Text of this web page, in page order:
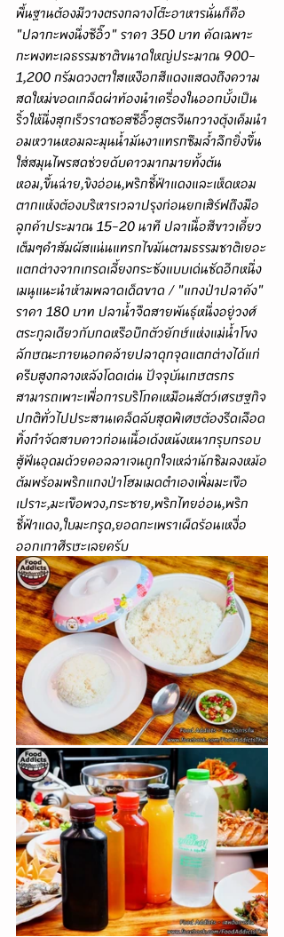
พื้นฐานต้องมีวางตรงกลางโต๊ะอาหารนั่นก็คือ
"ปลากะพงนึ่งซีอิ๊ว" ราคา 350 บาท คัดเฉพาะ
กะพงทะเลธรรมชาติขนาดใหญ่ประมาณ 900-
1,200 กรัมดวงตาใสเหงือกสีแดงแสดงถึงความ
สดใหม่ขอดเกล็ดผ่าท้องนำเครื่องในออกบั้งเป็น
ริ้วให้นึ่งสุกเร็วราดซอสซีอิ๊วสูตรจีนกวางตุ้งเค็มนำ
อมหวานหอมละมุนน้ำมันงาแทรกซึมล้ำลึกยิ่งขึ้น
ใส่สมุนไพรสดช่วยดับคาวมากมายทั้งต้น
หอม,ขึ้นฉ่าย,ขิงอ่อน,พริกชี้ฟ้าแดงและเห็ดหอม
ตากแห้งต้องบริหารเวลาปรุงก่อนยกเสิร์ฟถึงมือ
ลูกค้าประมาณ 15-20 นาที ปลาเนื้อสีขาวเคี้ยว
เต็มๆคำสัมผัสแน่นแทรกไขมันตามธรรมชาติเยอะ
แตกต่างจากเกรดเลี้ยงกระชังแบบเด่นชัดอีกหนึ่ง
เมนูแนะนำห้ามพลาดเด็ดขาด / "แกงป่าปลาคัง"
ราคา 180 บาท ปลาน้ำจืดสายพันธุ์หนึ่งอยู่วงศ์
ตระกูลเดียวกับกดหรือบึกตัวยักษ์แห่งแม่น้ำโขง
ลักษณะภายนอกคล้ายปลาดุกจุดแตกต่างได้แก่
ครีบสูงกลางหลังโดดเด่น ปัจจุบันเกษตรกร
สามารถเพาะเพื่อการบริโภคเหมือนสัตว์เศรษฐกิจ
ปกติทั่วไปประสานเคล็ดลับสุดพิเศษต้องรีดเลือด
ทิ้งกำจัดสาบคาวก่อนเนื้อเด้งหนังหนากรุบกรอบ
สู้ฟันอุดมด้วยคอลลาเจนถูกใจเหล่านักชิมลงหม้อ
ต้มพร้อมพริกแกงป่าโฮมเมดตำเองเพิ่มมะเขือ
เปราะ,มะเขือพวง,กระชาย,พริกไทยอ่อน,พริก
ชี้ฟ้าแดง,ใบมะกรูด,ยอดกะเพราเผ็ดร้อนเหงื่อ
ออกเกาศีรษะเลยครับ